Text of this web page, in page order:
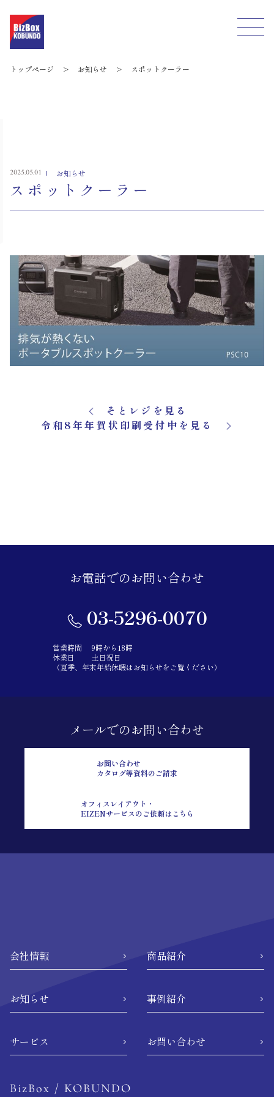
トップページ > お知らせ > スポットクーラー
2025.05.01 お知らせ
スポットクーラー
そとレジを見る
令和8年年賀状印刷受付中を見る
お電話でのお問い合わせ
03-5296-0070
営業時間
9時から18時
休業日
土日祝日
（夏季、年末年始休暇はお知らせをご覧ください）
メールでのお問い合わせ
お問い合わせ
カタログ等資料のご請求
オフィスレイアウト・
EIZENサービスのご依頼はこちら
会社情報 商品紹介
お知らせ 事例紹介
サービス お問い合わせ
BizBox / KOBUNDO